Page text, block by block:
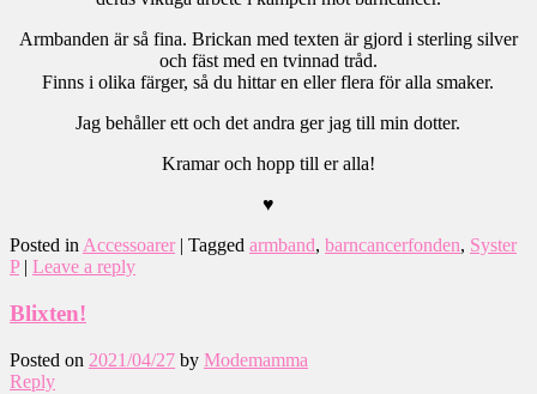
Armbanden är så fina. Brickan med texten är gjord i sterling silver
och fäst med en tvinnad tråd.
Finns i olika färger, så du hittar en eller flera för alla smaker.
Jag behåller ett och det andra ger jag till min dotter.
Kramar och hopp till er alla!
♥
Posted inAccessoarer | Tagged armband, barncancerfonden, Syster
P | Leave a reply
Blixten!
Posted on 2021/04/27 by Modemamma
Reply